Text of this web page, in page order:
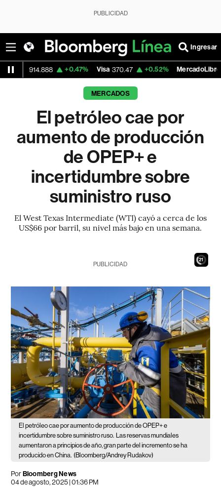
PUBLICIDAD
Ingresar
+0.47% Visa 370.47 +0.52% MercadoLibre 1,824.26 -
MERCADOS
El petróleo cae por
aumento de producción
de OPEP+ e
incertidumbre sobre
suministro ruso
El West Texas Intermediate (WTI) cayó a cerca de los
US$66 por barril, su nivel más bajo en una semana.
19
PUBLICIDAD
El petróleo cae por aumento de producción de OPEP+ e
incertidumbre sobre suministro ruso. Las reservas mundiales
aumentaron a principios de año, gran parte del incremento se ha
producido en China. (Bloomberg/Andrey Rudakov)
PorBloomberg News
04 de agosto, 2025 | 01:36 PM